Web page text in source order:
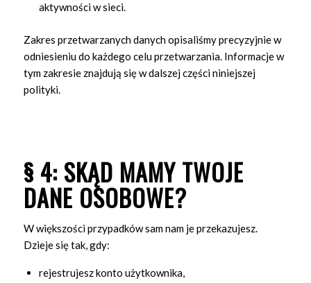
aktywności w sieci.
Zakres przetwarzanych danych opisaliśmy precyzyjnie w
odniesieniu do każdego celu przetwarzania. Informacje w
tym zakresie znajdują się w dalszej części niniejszej
polityki.
§ 4: SKĄD MAMY TWOJE
DANE OSOBOWE?
W większości przypadków sam nam je przekazujesz.
Dzieje się tak, gdy:
rejestrujesz konto użytkownika,